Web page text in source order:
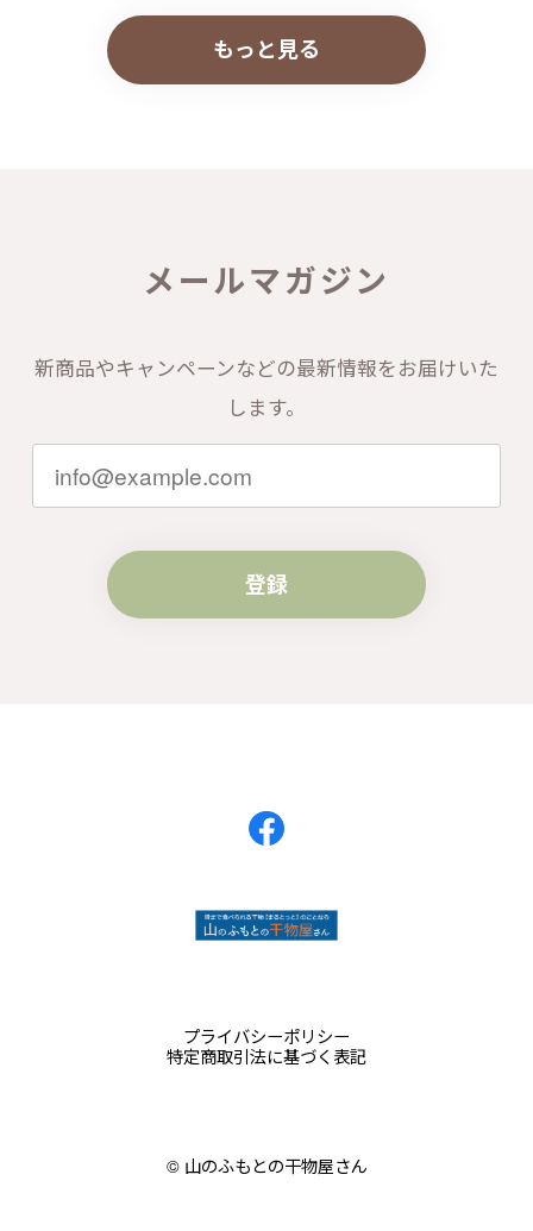
もっと見る
メールマガジン
新商品やキャンペーンなどの最新情報をお届けいた
します。
登録
プライバシーポリシー
特定商取引法に基づく表記
©︎ 山のふもとの干物屋さん